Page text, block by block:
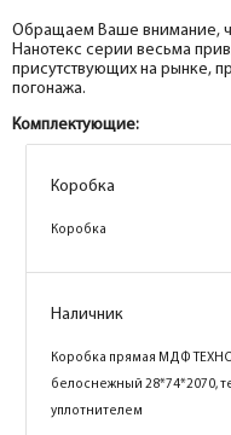
Обращаем Ваше внимание,
Нанотекс серии весьма
присутствующих на рынке,
погонажа.
Комплектующие:
Коробка
Коробка
Наличник
Коробка прямая МДФ
белоснежный 28*74*2070,
уплотнителем